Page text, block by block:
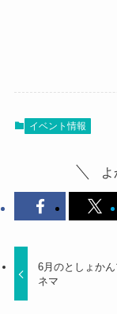
イベント情報
6月のとしょか
ネマ